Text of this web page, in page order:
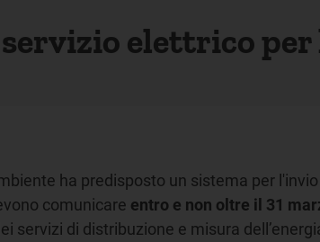
elettrico per
ha predisposto un sistema per
comunicare entro e non oltre il 31
servizi di distribuzione e misura